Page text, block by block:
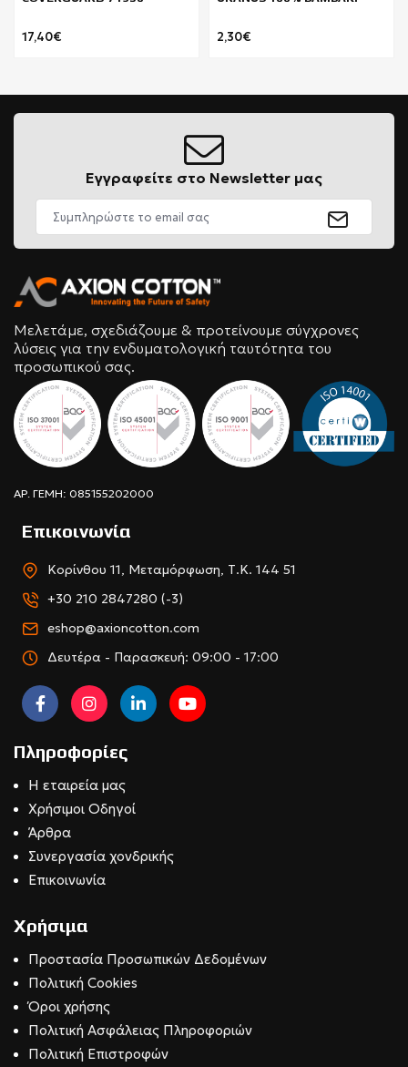
17,40€ 2,30€
Εγγραφείτε στο Newsletter μας
Μελετάμε, σχεδιάζουμε & προτείνουμε σύγχρονες
λύσεις για την ενδυματολογική ταυτότητα του
προσωπικού σας.
ΑΡ. ΓΕΜΗ: 085155202000
Επικοινωνία
Κορίνθου 11, Μεταμόρφωση, Τ.Κ. 144 51
+30 210 2847280 (-3)
eshop@axioncotton.com
Δευτέρα - Παρασκευή: 09:00 - 17:00
Πληροφορίες
Η εταιρεία μας
Χρήσιμοι Οδηγοί
Άρθρα
Συνεργασία χονδρικής
Επικοινωνία
Χρήσιμα
Προστασία Προσωπικών Δεδομένων
Πολιτική Cookies
Όροι χρήσης
Πολιτική Ασφάλειας Πληροφοριών
Πολιτική Επιστροφών